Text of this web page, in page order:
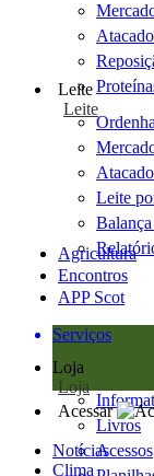
Leite
Leite
Leite
Agricultura
Encontros
APP Scot
Serviços
Loja
Loja
Livros
Acessos
Acessar
Notícias
Clima